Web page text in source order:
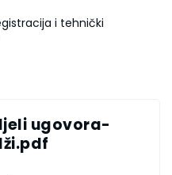
i tehnički
ugovora-